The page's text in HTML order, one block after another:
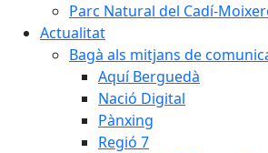
Parc Natural del Cadí-
Actualitat
Bagà als mitjans de
Aquí Berguedà
Nació Digital
Pànxing
Regió 7